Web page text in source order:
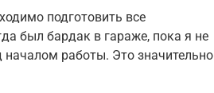
подготовить все
был бардак в гараже, пока я не
началом работы. Это значительно